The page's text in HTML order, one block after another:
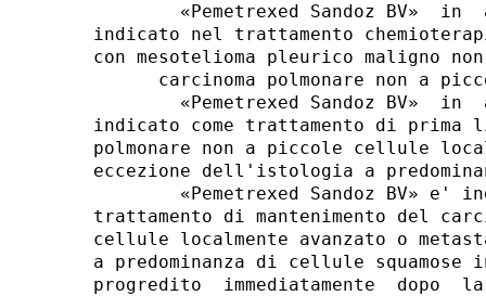
«Pemetrexed Sandoz BV»  in
indicato nel trattamento
con mesotelioma pleurico maligno
carcinoma polmonare non a
«Pemetrexed Sandoz BV»  in
indicato come trattamento di
polmonare non a piccole cellule
eccezione dell'istologia a
«Pemetrexed Sandoz BV» e'
trattamento di mantenimento del
cellule localmente avanzato o
a predominanza di cellule
progredito  immediatamente  dopo